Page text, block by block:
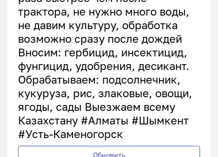
трактора, не нужно много воды,
не давим культуру, обработка
возможно сразу после дождей
Вносим: гербицид, инсектицид,
фунгицид, удобрения, десикант.
Обрабатываем: подсолнечник,
кукуруза, рис, злаковые, овощи,
ягоды, сады Выезжаем всему
Казахстану #Алматы #Шымкент
#Усть-Каменогорск
Обновить